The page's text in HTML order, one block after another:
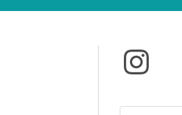
Instagram